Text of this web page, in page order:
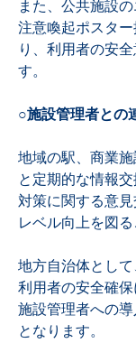
また、公共施設
注意喚起ポスタ
り、利用者の安
す。
○施設管理者との
地域の駅、商業
と定期的な情報
対策に関する意
レベル向上を図る
地方自治体とし
利用者の安全確保
施設管理者への
となります。